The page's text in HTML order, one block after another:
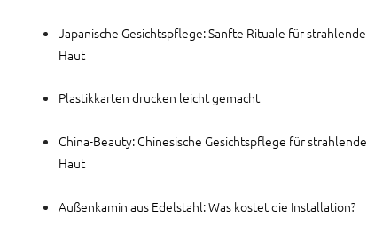
Japanische Gesichtspflege: Sanfte Rituale für strahlende
Haut
Plastikkarten drucken leicht gemacht
China-Beauty: Chinesische Gesichtspflege für strahlende
Haut
Außenkamin aus Edelstahl: Was kostet die Installation?